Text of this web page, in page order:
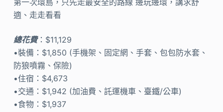
第一次環島，只先走最安全的路線 邊玩邊環，講求舒
適、走走看看
總花費：$11,129
•裝備：$1,850 (手機架、固定網、手套、包包防水套、
防狼噴霧、保險)
•住宿：$4,673
•交通：$1,942 (加油費、託運機車、臺鐵/公車)
•食物：$1,937